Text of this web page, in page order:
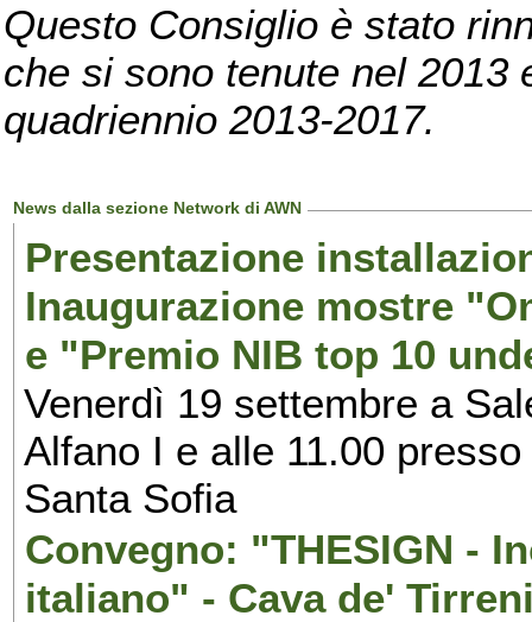
Questo Consiglio è stato
che si sono tenute nel 2013
quadriennio 2013-2017.
News dalla sezione Network di AWN
Presentazione
Inaugurazione mostre
e "Premio NIB top 10
Venerdì 19 settembre a
Alfano I e alle 11.00
Santa Sofia
Convegno: "THESIGN -
italiano" - Cava de'